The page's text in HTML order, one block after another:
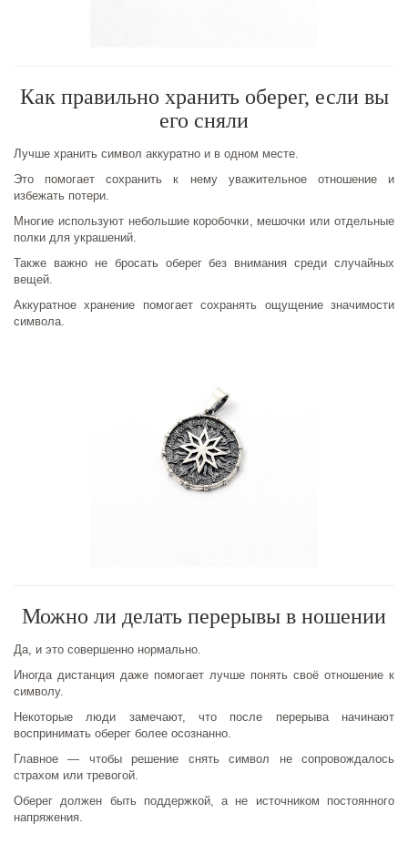
Как правильно хранить оберег, если вы
его сняли
Лучше хранить символ аккуратно и в одном месте.
Это помогает сохранить к нему уважительное отношение и
избежать потери.
Многие используют небольшие коробочки, мешочки или отдельные
полки для украшений.
Также важно не бросать оберег без внимания среди случайных
вещей.
Аккуратное хранение помогает сохранять ощущение значимости
символа.
Можно ли делать перерывы в ношении
Да, и это совершенно нормально.
Иногда дистанция даже помогает лучше понять своё отношение к
символу.
Некоторые люди замечают, что после перерыва начинают
воспринимать оберег более осознанно.
Главное — чтобы решение снять символ не сопровождалось
страхом или тревогой.
Оберег должен быть поддержкой, а не источником постоянного
напряжения.